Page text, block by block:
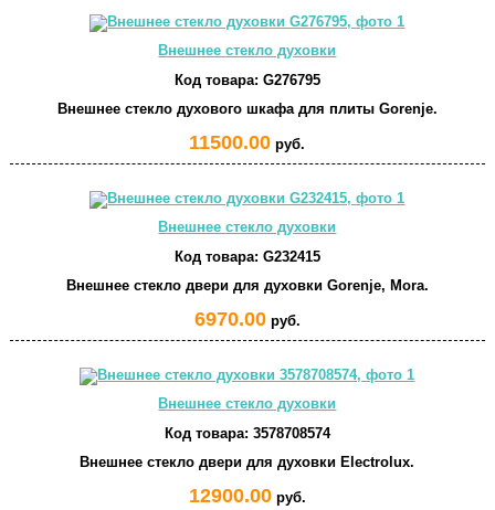
Внешнее стекло духовки
Код товара: G276795
Внешнее стекло духового шкафа для плиты Gorenje.
11500.00 руб.
Внешнее стекло духовки
Код товара: G232415
Внешнее стекло двери для духовки Gorenje, Mora.
6970.00руб.
Внешнее стекло духовки
Код товара: 3578708574
Внешнее стекло двери для духовки Electrolux.
12900.00руб.